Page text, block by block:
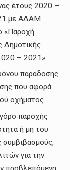
έτους 2020 –
με ΑΔΑΜ
«Παροχή
Δημοτικής
– 2021».
παράδοσης
που αφορά
οχήματος.
παροχής
ή μη του
συμβιβασμούς,
για την